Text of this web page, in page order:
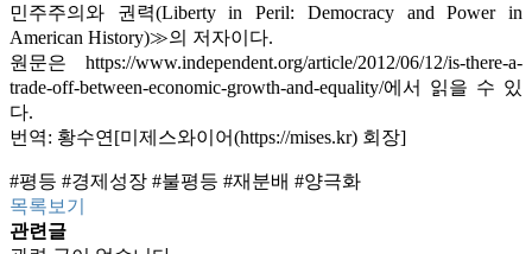
민주주의와 권력(Liberty in Peril: Democracy and Power in
American History)≫의 저자이다.
원문은 https://www.independent.org/article/2012/06/12/is-there-a-
trade-off-between-economic-growth-and-equality/에서 읽을 수 있
다.
번역: 황수연[미제스와이어(https://mises.kr) 회장]
#평등 #경제성장 #불평등 #재분배 #양극화
목록보기
관련글